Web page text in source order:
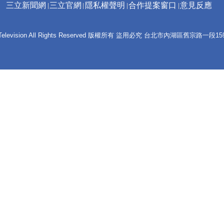
三立新聞網 三立官網 隱私權聲明 合作提案窗口 意見反應
All Rights Reserved 版權所有 盜用必究 台北市內湖區舊宗路一段